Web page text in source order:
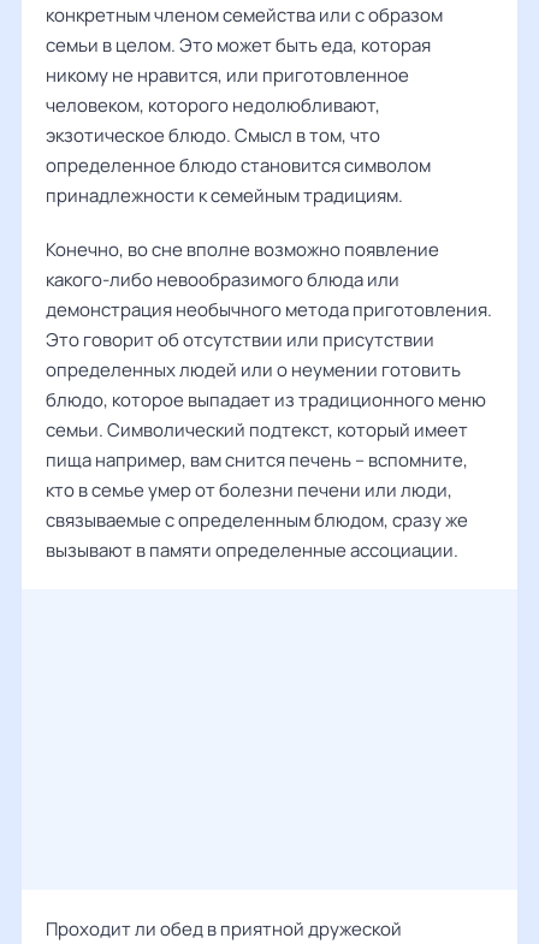
конкретным членом семейства или с образом
семьи в целом. Это может быть еда, которая
никому не нравится, или приготовленное
человеком, которого недолюбливают,
экзотическое блюдо. Смысл в том, что
определенное блюдо становится символом
принадлежности к семейным традициям.
Конечно, во сне вполне возможно появление
какого-либо невообразимого блюда или
демонстрация необычного метода приготовления.
Это говорит об отсутствии или присутствии
определенных людей или о неумении готовить
блюдо, которое выпадает из традиционного меню
семьи. Символический подтекст, который имеет
пища например, вам снится печень – вспомните,
кто в семье умер от болезни печени или люди,
связываемые с определенным блюдом, сразу же
вызывают в памяти определенные ассоциации.
Проходит ли обед в приятной дружеской